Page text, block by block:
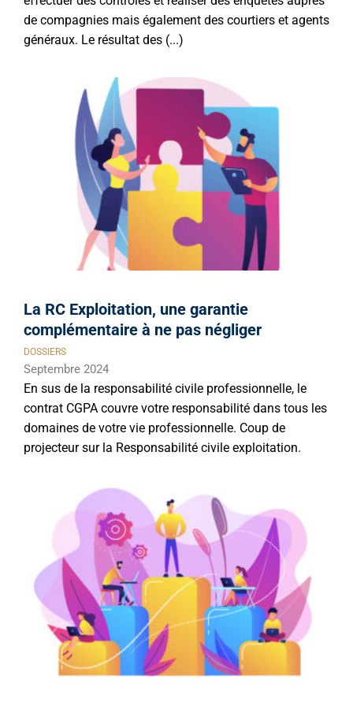
de compagnies mais également des courtiers et agents
généraux. Le résultat des (...)
La RC Exploitation, une garantie
complémentaire à ne pas négliger
DOSSIERS
Septembre 2024
En sus de la responsabilité civile professionnelle, le
contrat CGPA couvre votre responsabilité dans tous les
domaines de votre vie professionnelle. Coup de
projecteur sur la Responsabilité civile exploitation.